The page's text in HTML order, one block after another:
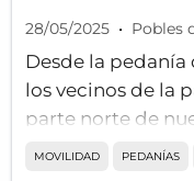
28/05/2025 • Pobles
Desde la
los vecinos de la
parte norte de
la pedanía,
MOVILIDAD PEDANÍAS